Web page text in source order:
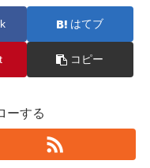
はてブ
コピー
ーする